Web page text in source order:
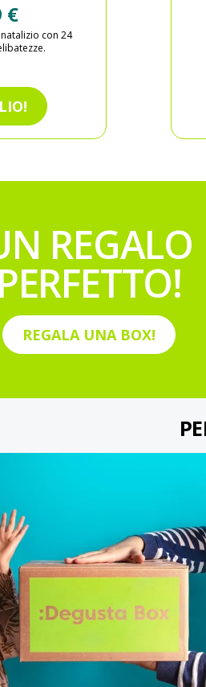
€
con 24
REGALO
PERFETTO!
REGALA UNA BOX!